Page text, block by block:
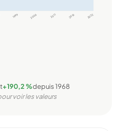
1999 2006 2011 2016 2022
+190,2 %depuis 1968
voir les valeurs